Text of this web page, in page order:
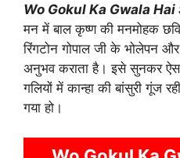
Wo Gokul Ka Gwala
मन में बाल कृष्ण की मनमोहक
रिंगटोन गोपाल जी के भोलेपन
अनुभव कराता है। इसे सुनकर
गलियों में कान्हा की बांसुरी गूंज
गया हो।